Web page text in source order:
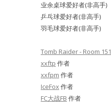
业余桌球爱好者(非高手)
乒乓球爱好者(非高手)
羽毛球爱好者(非高手)
Tomb Raider - Room 151
xxftp 作者
xxfpm 作者
IceFox作者
FC大战FB 作者